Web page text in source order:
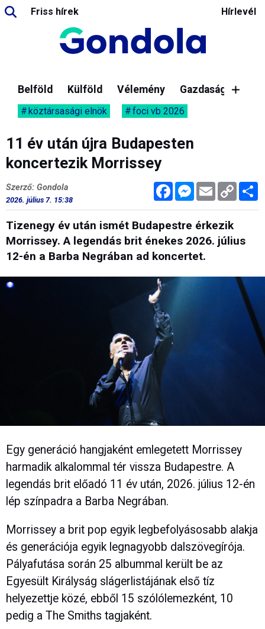
Friss hírek Hírlevél
Belföld Külföld Vélemény Gazdaság
köztársasági elnök foci vb 2026
11 év után újra Budapesten
koncertezik Morrissey
FacebookMessenger
Email Copy
Link
Szerző: Gondola
2026. július 7. 15:38
Tizenegy év után ismét Budapestre érkezik
Morrissey. A legendás brit énekes 2026. július
12-én a Barba Negrában ad koncertet.
Egy generáció hangjaként emlegetett Morrissey
harmadik alkalommal tér vissza Budapestre. A
legendás brit előadó 11 év után, 2026. július 12-én
lép színpadra a Barba Negrában.
Morrissey a brit pop egyik legbefolyásosabb alakja
és generációja egyik legnagyobb dalszövegírója.
Pályafutása során 25 albummal került be az
Egyesült Királyság slágerlistájának első tíz
helyezettje közé, ebből 15 szólólemezként, 10
pedig a The Smiths tagjaként.